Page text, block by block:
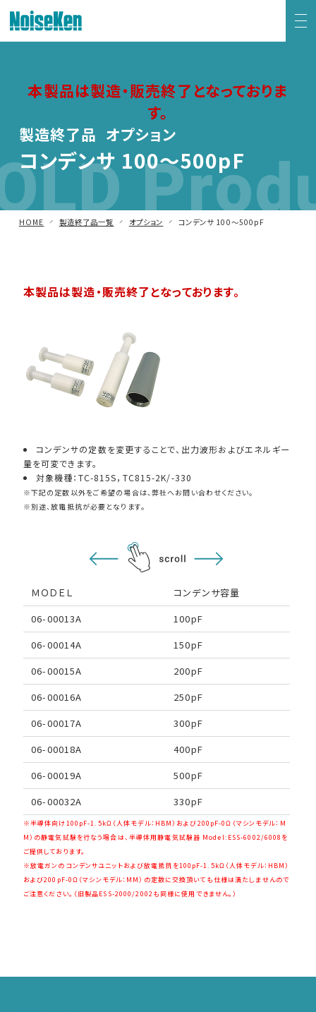
本製品は製造・販売終了となっておりま
す。
製造終了品 オプション
コンデンサ 100～500pF
HOME 製造終了品一覧 オプション コンデンサ 100～500pF
本製品は製造・販売終了となっております。
コンデンサの定数を変更することで、出力波形およびエネルギー
量を可変できます。
対象機種：TC-815S，TC815-2K/-330
※下記の定数以外をご希望の場合は、弊社へお問い合わせください。
※別途、放電抵抗が必要となります。
ＭＯＤＥＬ
コンデンサ容量
06-00013A
100pF
06-00014A
150pF
06-00015A
200pF
06-00016A
250pF
06-00017A
300pF
06-00018A
400pF
06-00019A
500pF
06-00032A
330pF
※半導体向け100pF-1.5kΩ（人体モデル：HBM）および200pF-0Ω（マシンモデル：M
M）の静電気試験を行なう場合は、半導体用静電気試験器 Model: ESS-6002/6008 を
ご提供しております。
※放電ガンのコンデンサユニットおよび放電抵抗を100pF-1.5kΩ（人体モデル：HBM）
および200pF-0Ω（マシンモデル：MM）の定数に交換頂いても仕様は満たしませんので
ご注意ください。（旧製品ESS-2000/2002も同様に使用できません。）
方形波インパルスノイズ試験器
ファスト・トランジェント/バースト試験器
雷サージ試験器
車載用EMC試験器
その他